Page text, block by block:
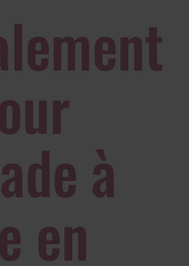
à
en